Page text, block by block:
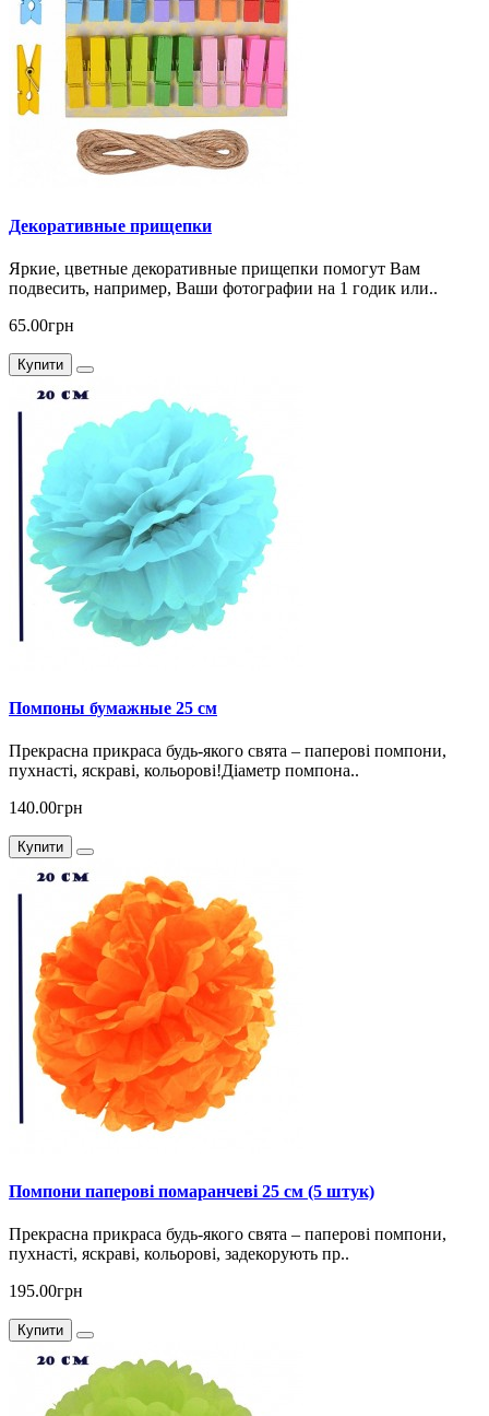
Декоративные прищепки
Яркие, цветные декоративные прищепки помогут Вам
подвесить, например, Ваши фотографии на 1 годик или..
65.00грн
Купити
Помпоны бумажные 25 см
Прекрасна прикраса будь-якого свята – паперові помпони,
пухнасті, яскраві, кольорові!Діаметр помпона..
140.00грн
Купити
Помпони паперові помаранчеві 25 см (5 штук)
Прекрасна прикраса будь-якого свята – паперові помпони,
пухнасті, яскраві, кольорові, задекорують пр..
195.00грн
Купити